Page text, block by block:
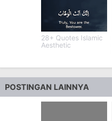
28+ Quotes Islamic
Aesthetic
POSTINGAN LAINNYA